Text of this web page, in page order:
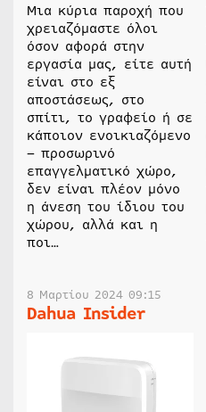
Μια κύρια παροχή που
χρειαζόμαστε όλοι
όσον αφορά στην
εργασία μας, είτε αυτή
είναι στο εξ
αποστάσεως, στο
σπίτι, το γραφείο ή σε
κάποιον ενοικιαζόμενο
– προσωρινό
επαγγελματικό χώρο,
δεν είναι πλέον μόνο
η άνεση του ίδιου του
χώρου, αλλά και η
ποι…
8 Μαρτίου 2024 09:15
Dahua Insider